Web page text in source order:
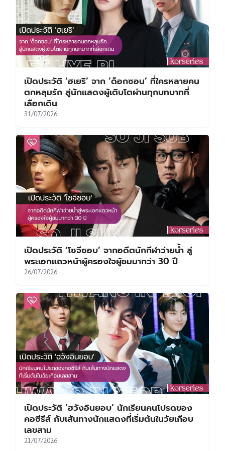
เปิดประวัติ ‘ฮเยริ’ จาก ‘ด็อกซอน’ ที่ใครหลายคน
ตกหลุมรัก สู่นักแสดงผู้เติบโตผ่านทุกบทบาทที่
เลือกเดิน
31/07/2026
เปิดประวัติ ‘โซจีซอบ’ จากอดีตนักกีฬาว่ายน้ำ สู่
พระเอกแถวหน้าผู้ครองใจผู้ชมมากว่า 30 ปี
26/07/2026
เปิดประวัติ ‘ฮวังอินยอบ’ นักเรียนคนโปรดของ
คอซีรีส์ กับเส้นทางนักแสดงที่เริ่มต้นในวัยเกือบ
เลขสาม
21/07/2026